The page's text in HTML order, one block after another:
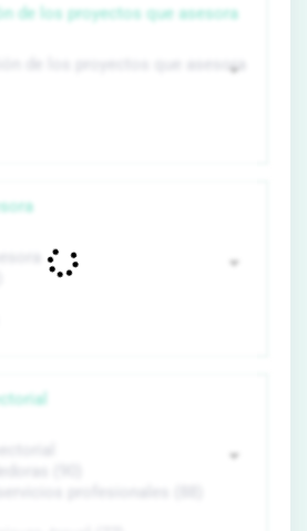
de los proyectos que asesora